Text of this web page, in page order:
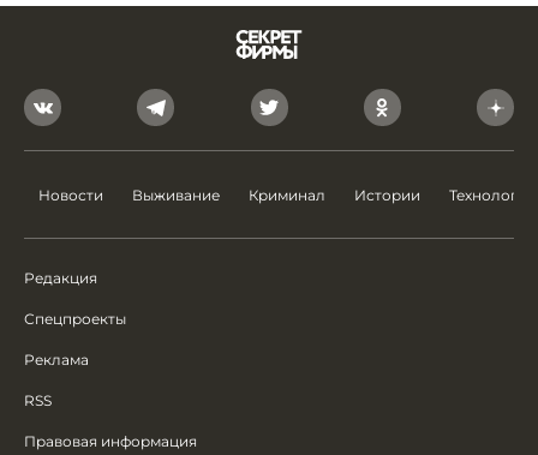
Новости Выживание Криминал Истории Технологии
Редакция
Спецпроекты
Реклама
RSS
Правовая информация